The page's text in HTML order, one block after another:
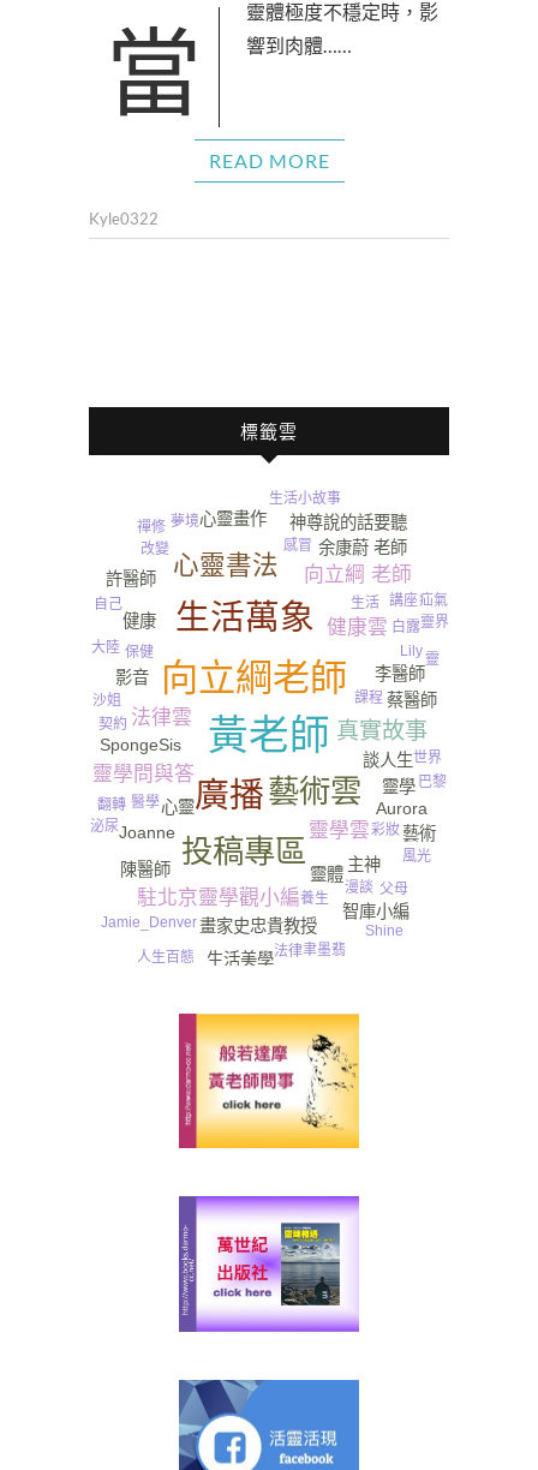
當靈體極度不穩定時，影 響到肉體……
READ MORE
Kyle0322
標籤雲
黃老師
向立綱老師
廣播
生活萬象
投稿專區
藝術雲
心靈書法
真實故事
健康雲
靈學問與答
駐北京靈學觀小編
靈學雲
向立綱 老師
法律雲
心靈
李醫師
靈體
畫家史忠貴教授
Joanne
神尊說的話要聽
靈學
蔡醫師
心靈畫作
SpongeSis
主神
影音
談人生
生活美學
Aurora
健康
陳醫師
余康蔚 老師
藝術
許醫師
智庫小編
養生
保健 Lily
白露
翻轉
沙姐
醫學
生活小故事
聿墨翡
講座
風光
生活
法律
夢境
父母
課程
Jamie_Denver
人生百態
世界
大陸
彩妝
Shine
漫談
改變
靈
契約
感冒
禪修
巴黎
泌尿
自己
疝氣
靈界